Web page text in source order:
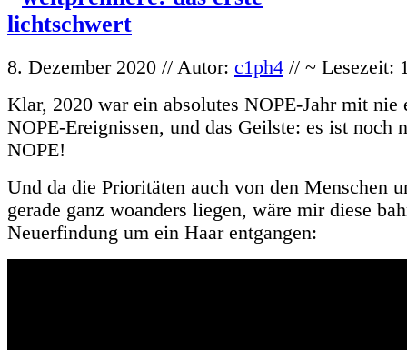
8. Dezember 2020 // Autor: c1ph4 // ~ Lesezeit:
Klar, 2020 war ein absolutes NOPE-Jahr mit nie
NOPE-Ereignissen, und das Geilste: es ist noch
NOPE!
Und da die Prioritäten auch von den Menschen
gerade ganz woanders liegen, wäre mir diese
Neuerfindung um ein Haar entgangen: